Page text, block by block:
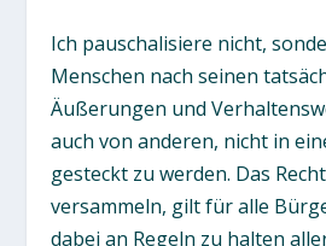
Ich pauschalisiere nicht,
Menschen nach seinen
Äußerungen und
auch von anderen, nicht in
gesteckt zu werden. Das
versammeln, gilt für alle
dabei an Regeln zu halten